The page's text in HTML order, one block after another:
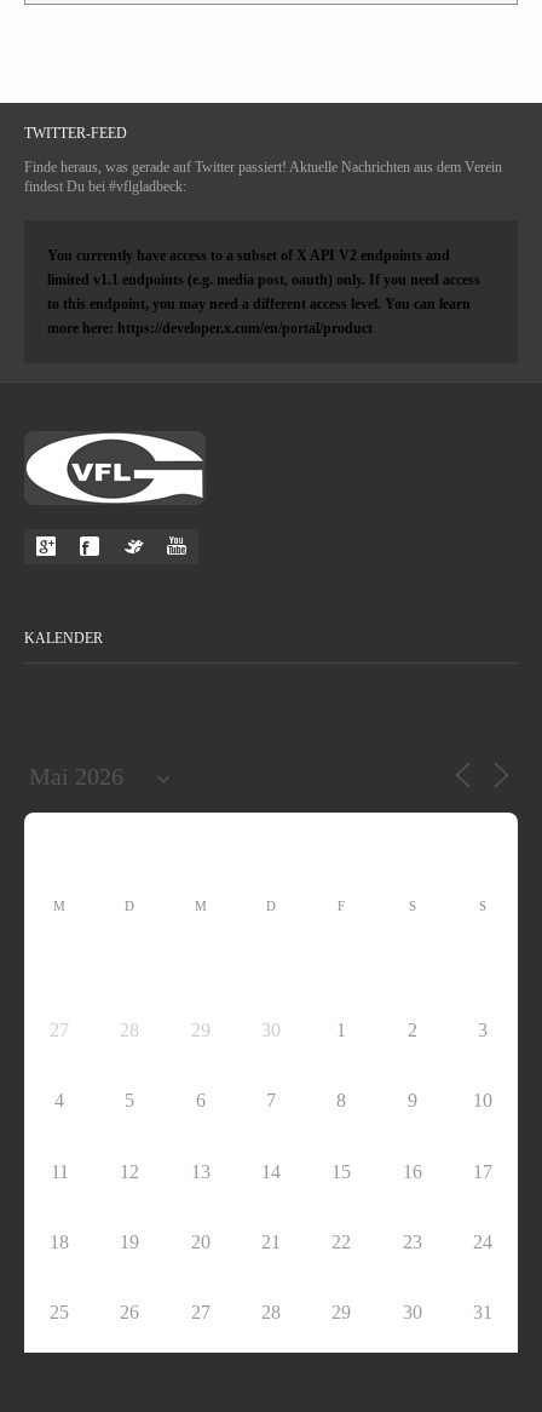
TWITTER-FEED
Finde heraus, was gerade auf Twitter passiert! Aktuelle Nachrichten aus dem Verein
findest Du bei #vflgladbeck:
You currently have access to a subset of X API V2 endpoints and
limited v1.1 endpoints (e.g. media post, oauth) only. If you need access
to this endpoint, you may need a different access level. You can learn
more here: https://developer.x.com/en/portal/product
KALENDER
M D M D F S S
27 28 29 30 1 2 3
4 5 6 7 8 9 10
11 12 13 14 15 16 17
18 19 20 21 22 23 24
25 26 27 28 29 30 31